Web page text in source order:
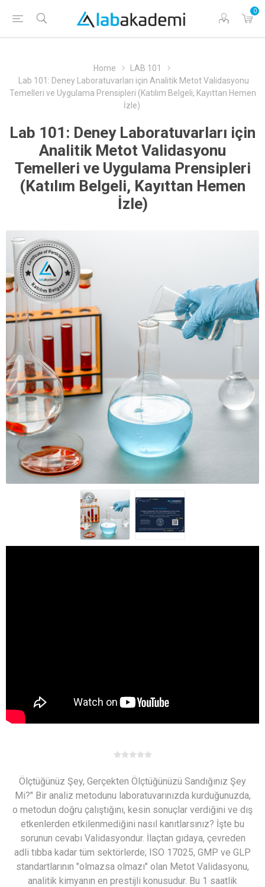
0
Home
LAB 101
Lab 101: Deney Laboratuvarları için Analitik Metot Validasyonu
Temelleri ve Uygulama Prensipleri (Katılım Belgeli, Kayıttan Hemen
İzle)
Lab 101: Deney Laboratuvarları için
Analitik Metot Validasyonu
Temelleri ve Uygulama Prensipleri
(Katılım Belgeli, Kayıttan Hemen
İzle)
Ölçtüğünüz Şey, Gerçekten Ölçtüğünüzü Sandığınız Şey
Mi?" Bir analiz metodunu laboratuvarınızda kurduğunuzda,
o metodun doğru çalıştığını, kesin sonuçlar verdiğini ve dış
etkenlerden etkilenmediğini nasıl kanıtlarsınız? İşte bu
sorunun cevabı Validasyondur. İlaçtan gıdaya, çevreden
adli tıbba kadar tüm sektörlerde; ISO 17025, GMP ve GLP
standartlarının "olmazsa olmazı" olan Metot Validasyonu,
analitik kimyanın en prestijli konusudur. Bu 1 saatlik